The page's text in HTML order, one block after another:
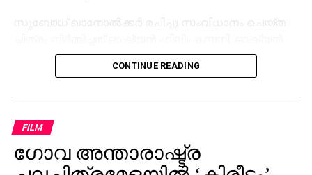
സുബോധ് ഖാനോൽക്കർ രചിച്ചു സംവിധാനം ചെയ്ത
ആർട്ട് ഹൌസ് പ്രൊഡക്ഷൻ എന്നീ ബാനറുകളിൽ
സുജയ് ഹാൻഡെ, ഓങ്കാർ കേറ്റ്, സുബോധ്
സഞ്ജയ് ദുബെ, വിനായക് ജോഷി എന്നിവർ ചേർന്നാണ്.
ചിത്രം മലയാളത്തിൽ അവതരിപ്പിക്കുന്നത് മാക്സ്
മാർക്കറ്റിംഗ് ബാനറിൽ ഉമേഷ് കുമാർ ബൻസാൽ,
CONTINUE READING
FILM
ഗോവ അന്താരാഷ്ട്ര